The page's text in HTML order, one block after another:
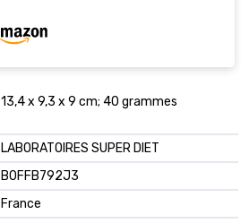
13,4 x 9,3 x 9 cm; 40 grammes
LABORATOIRES SUPER DIET
B0FFB792J3
France